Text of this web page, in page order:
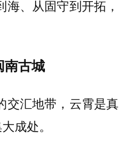
、从固守到开拓，
南古城
交汇地带，云霄是真
成处。